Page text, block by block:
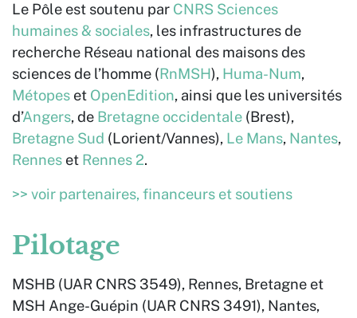
Le Pôle est soutenu par CNRS Sciences
humaines & sociales, les infrastructures de
recherche Réseau national des maisons des
sciences de l’homme (RnMSH), Huma-Num,
Métopes et OpenEdition, ainsi que les universités
d’Angers, de Bretagne occidentale (Brest),
Bretagne Sud (Lorient/Vannes), Le Mans, Nantes,
Rennes et Rennes 2.
>> voir partenaires, financeurs et soutiens
Pilotage
MSHB (UAR CNRS 3549), Rennes, Bretagne et
MSH Ange-Guépin (UAR CNRS 3491), Nantes,